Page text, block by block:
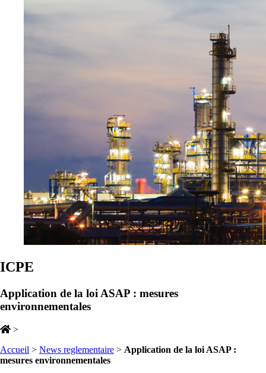
ICPE
Application de la loi ASAP : mesures
environnementales
>
Accueil > News reglementaire > Application de la loi ASAP :
mesures environnementales